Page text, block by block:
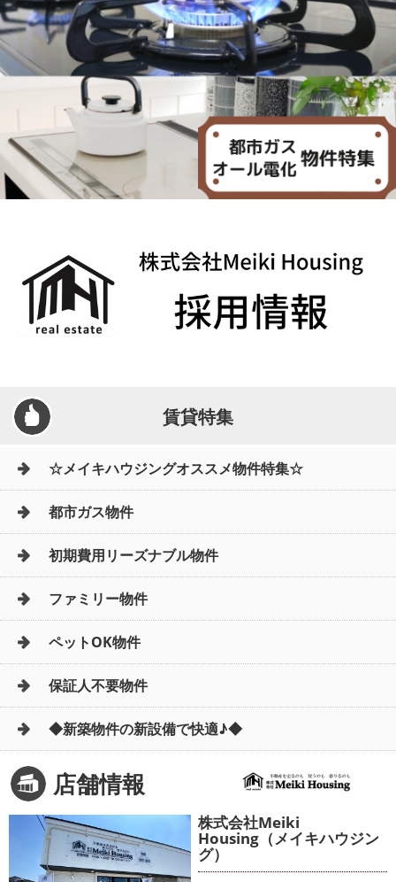
賃貸特集
☆メイキハウジングオススメ物件特集☆
都市ガス物件
初期費用リーズナブル物件
ファミリー物件
ペットOK物件
保証人不要物件
◆新築物件の新設備で快適♪◆
店舗情報
株式会社Meiki
Housing（メイキハウジン
グ）